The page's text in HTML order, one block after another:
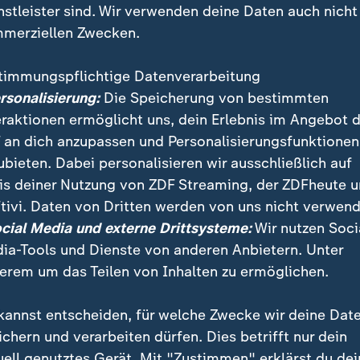
sorgen mit extrem billigen Waren für eine
fällig – für die Händler. Es könnte sich
sind. Wir verwenden deine Daten auch nicht
Zwecken.
Datenverarbeitung
Die Speicherung von bestimmten
ermöglicht uns, dein Erlebnis im Angebot
an dich anzupassen und Personalisierungsfunktionen
Dabei personalisieren wir ausschließlich auf
deiner Nutzung von ZDF Streaming, der ZDFheute
Daten von Dritten werden von uns nicht
Media und externe Drittsysteme:Wir nutzen
Tools und Dienste von anderen Anbietern. Unter
um das Teilen von Inhalten zu ermöglichen.
entscheiden, für welche Zwecke wir deine
und verarbeiten dürfen. Dies betrifft nur dein